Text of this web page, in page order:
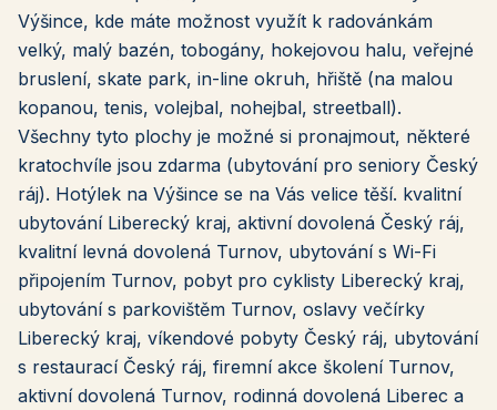
Výšince, kde máte možnost využít k radovánkám
velký, malý bazén, tobogány, hokejovou halu, veřejné
bruslení, skate park, in-line okruh, hřiště (na malou
kopanou, tenis, volejbal, nohejbal, streetball).
Všechny tyto plochy je možné si pronajmout, některé
kratochvíle jsou zdarma (ubytování pro seniory Český
ráj). Hotýlek na Výšince se na Vás velice těší. kvalitní
ubytování Liberecký kraj, aktivní dovolená Český ráj,
kvalitní levná dovolená Turnov, ubytování s Wi-Fi
připojením Turnov, pobyt pro cyklisty Liberecký kraj,
ubytování s parkovištěm Turnov, oslavy večírky
Liberecký kraj, víkendové pobyty Český ráj, ubytování
s restaurací Český ráj, firemní akce školení Turnov,
aktivní dovolená Turnov, rodinná dovolená Liberec a